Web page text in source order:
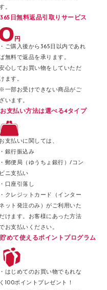
テープカッター
その他文具
セロハンテープ
スティックのり
クリップ
カッター
。
365日無料返品引取りサービス
ご購入後から365日以内であれ
無料で返品を承ります。
心してお買い物をしていただ
ます。
一部お受けできない商品がご
います。
お支払い方法は選べる4タイプ
支払いに関しては、
銀行振込み
郵便局（ゆうちょ銀行）/コン
ニ支払い
口座引落し
クレジットカード（インター
ット発注のみ）がご利用いた
けます。お客様にあった方法
お支払いください。
貯めて使えるポイントプログラム
はじめてのお買い物でもれな
100ポイントプレゼント！